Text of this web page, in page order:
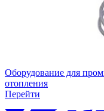
Оборудование для
отопления
Перейти